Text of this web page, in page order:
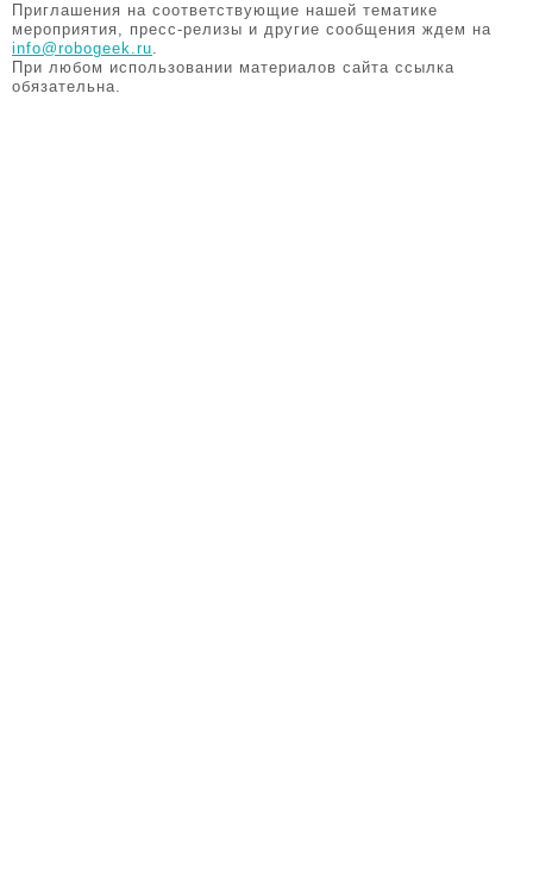
Приглашения на соответствующие нашей тематике
мероприятия, пресс-релизы и другие сообщения ждем на
info@robogeek.ru.
При любом использовании материалов сайта ссылка
обязательна.